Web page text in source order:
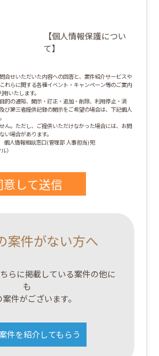
【個人情報保護につい
て】
合せいただいた内容への回答と、案件紹介サービスや
れらに関する各種イベント・キャンペーン等のご案内
いたします。
的の通知、開示・訂正・追加・削除、利用停止・消
び第三者提供記録の開示をご希望の場合は、下記個人
ん。ただし、ご提供いただけなかった場合には、お問
い場合があります。
人情報相談窓口(管理部 人事担当)宛
）
案件がない方へ
らに掲載している案件の他に
も
件がございます。
件を紹介してもらう